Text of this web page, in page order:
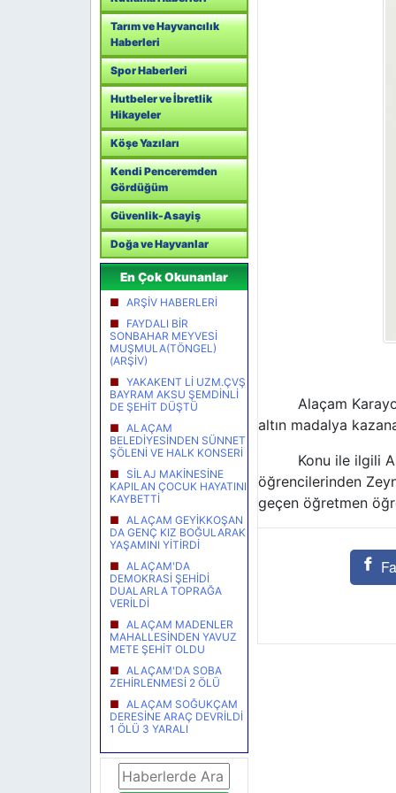
Tarım ve Hayvancılık
Haberleri
Spor Haberleri
Hutbeler ve İbretlik
Hikayeler
Köşe Yazıları
Kendi Penceremden
Gördüğüm
Güvenlik-Asayiş
Doğa ve Hayvanlar
En Çok Okunanlar
ARŞİV HABERLERİ
FAYDALI BİR
SONBAHAR MEYVESİ
MUŞMULA(TÖNGEL)
(ARŞİV)
YAKAKENT Lİ UZM.ÇVŞ
BAYRAM AKSU ŞEMDİNLİ
DE ŞEHİT DÜŞTÜ
ALAÇAM
BELEDİYESİNDEN SÜNNET
ŞÖLENİ VE HALK KONSERİ
SİLAJ MAKİNESİNE
KAPILAN ÇOCUK HAYATINI
KAYBETTİ
ALAÇAM GEYİKKOŞAN
DA GENÇ KIZ BOĞULARAK
YAŞAMINI YİTİRDİ
ALAÇAM'DA
DEMOKRASİ ŞEHİDİ
DUALARLA TOPRAĞA
VERİLDİ
ALAÇAM MADENLER
MAHALLESİNDEN YAVUZ
METE ŞEHİT OLDU
ALAÇAM'DA SOBA
ZEHİRLENMESİ 2 ÖLÜ
ALAÇAM SOĞUKÇAM
DERESİNE ARAÇ DEVRİLDİ
1 ÖLÜ 3 YARALI
Alaçam
altın madalya
Konu ile ilgili
öğrencilerinden
geçen öğretmen